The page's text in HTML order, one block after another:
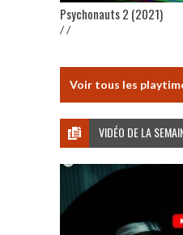
Psychonauts 2 (2021)
/ /
Voir tous les
VIDÉO DE LA